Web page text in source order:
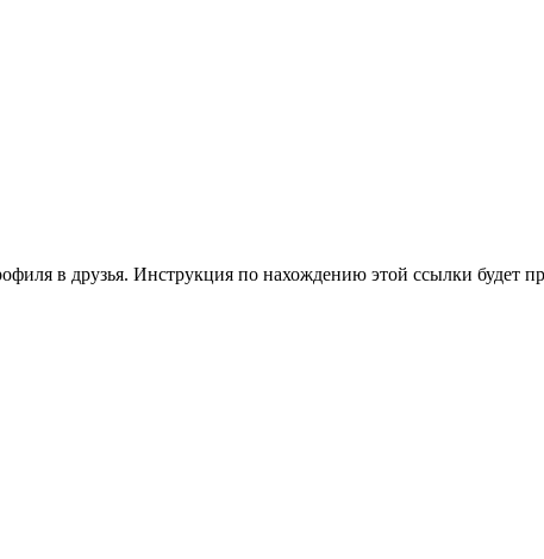
в друзья. Инструкция по нахождению этой ссылки будет